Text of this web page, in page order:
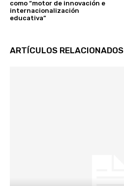
como “motor de innovación e
internacionalización
educativa”
ARTÍCULOS RELACIONADOS